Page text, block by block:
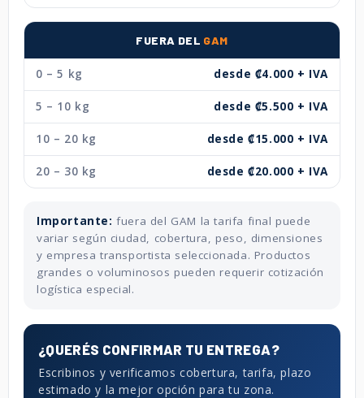
FUERA DEL GAM
0 – 5 kg desde ₡4.000 + IVA
5 – 10 kg desde ₡5.500 + IVA
10 – 20 kg desde ₡15.000 + IVA
20 – 30 kg desde ₡20.000 + IVA
Importante: fuera del GAM la tarifa final puede
variar según ciudad, cobertura, peso, dimensiones
y empresa transportista seleccionada. Productos
grandes o voluminosos pueden requerir cotización
logística especial.
¿QUERÉS CONFIRMAR TU ENTREGA?
Escribinos y verificamos cobertura, tarifa, plazo
estimado y la mejor opción para tu zona.